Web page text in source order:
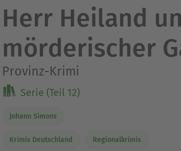
Herr Heiland
mörderischer
Provinz-Krimi
Serie (Teil 12)
Johann Simons
Krimis Deutschland Regionalkrimis